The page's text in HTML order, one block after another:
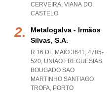
CERVEIRA, VIANA DO
CASTELO
Metalogalva - Irmãos
Silvas, S.a.
R 16 DE MAIO 3641, 4785-
520, UNIAO FREGUESIAS
BOUGADO SAO
MARTINHO SANTIAGO
TROFA, PORTO